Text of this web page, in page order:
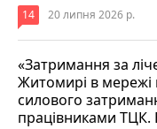
14 20 липня 2026 р.
«Затримання за
Житомирі в
силового
працівниками ТЦК.